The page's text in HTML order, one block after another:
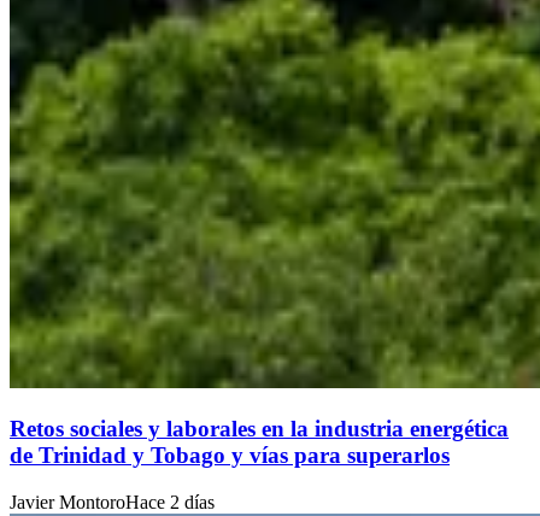
Retos sociales y laborales en la industria energética
de Trinidad y Tobago y vías para superarlos
Javier MontoroHace 2 días